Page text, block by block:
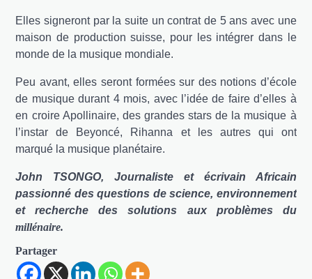
Elles signeront par la suite un contrat de 5 ans avec une
maison de production suisse, pour les intégrer dans le
monde de la musique mondiale.
Peu avant, elles seront formées sur des notions d’école
de musique durant 4 mois, avec l’idée de faire d’elles à
en croire Apollinaire, des grandes stars de la musique à
l’instar de Beyoncé, Rihanna et les autres qui ont
marqué la musique planétaire.
John TSONGO, Journaliste et écrivain Africain
passionné des questions de science, environnement
et recherche des solutions aux problèmes du
millénaire.
Partager